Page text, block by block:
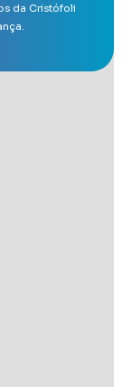
da Cristófoli